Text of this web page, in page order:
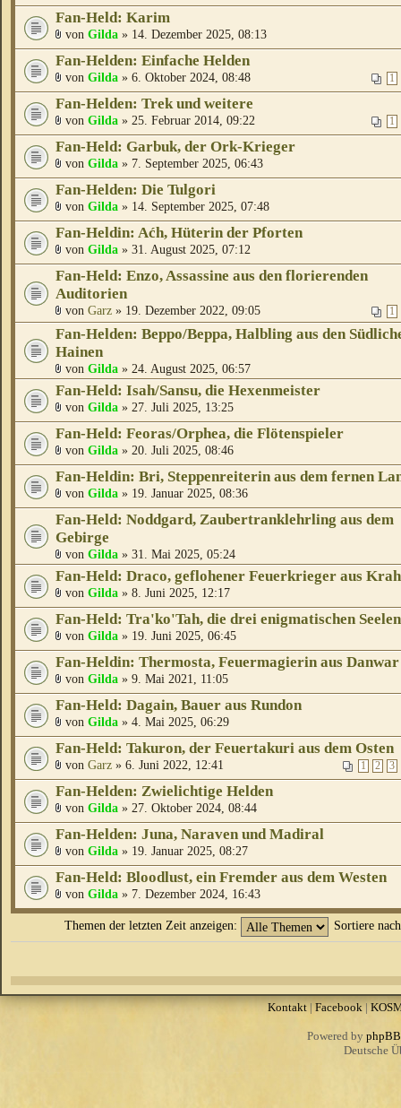
Fan-Held: Karim
von Gilda » 14. Dezember 2025, 08:13
Fan-Helden: Einfache Helden
1
von Gilda » 6. Oktober 2024, 08:48
Fan-Helden: Trek und weitere
1
von Gilda » 25. Februar 2014, 09:22
Fan-Held: Garbuk, der Ork-Krieger
von Gilda » 7. September 2025, 06:43
Fan-Helden: Die Tulgori
von Gilda » 14. September 2025, 07:48
Fan-Heldin: Aćh, Hüterin der Pforten
von Gilda » 31. August 2025, 07:12
Fan-Held: Enzo, Assassine aus den florierenden
Auditorien
1
von Garz » 19. Dezember 2022, 09:05
Fan-Helden: Beppo/Beppa, Halbling aus den
Hainen
von Gilda » 24. August 2025, 06:57
Fan-Held: Isah/Sansu, die Hexenmeister
von Gilda » 27. Juli 2025, 13:25
Fan-Held: Feoras/Orphea, die Flötenspieler
von Gilda » 20. Juli 2025, 08:46
Fan-Heldin: Bri, Steppenreiterin aus dem fernen
von Gilda » 19. Januar 2025, 08:36
Fan-Held: Noddgard, Zaubertranklehrling aus dem
Gebirge
von Gilda » 31. Mai 2025, 05:24
Fan-Held: Draco, geflohener Feuerkrieger aus
von Gilda » 8. Juni 2025, 12:17
Fan-Held: Tra'ko'Tah, die drei enigmatischen Seelen
von Gilda » 19. Juni 2025, 06:45
Fan-Heldin: Thermosta, Feuermagierin aus Danwar
von Gilda » 9. Mai 2021, 11:05
Fan-Held: Dagain, Bauer aus Rundon
von Gilda » 4. Mai 2025, 06:29
Fan-Held: Takuron, der Feuertakuri aus dem Osten
1 2 3
von Garz » 6. Juni 2022, 12:41
Fan-Helden: Zwielichtige Helden
von Gilda » 27. Oktober 2024, 08:44
Fan-Helden: Juna, Naraven und Madiral
von Gilda » 19. Januar 2025, 08:27
Fan-Held: Bloodlust, ein Fremder aus dem Westen
von Gilda » 7. Dezember 2024, 16:43
Themen der letzten Zeit anzeigen: Sortiere
Kontakt|Facebook|
Powered by phpBB
Deutsche